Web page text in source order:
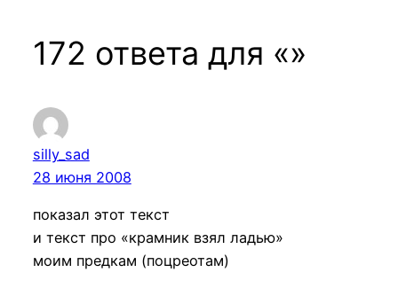
172 ответа для «»
silly_sad
28 июня 2008
показал этот текст
и текст про «крамник взял ладью»
моим предкам (поцреотам)